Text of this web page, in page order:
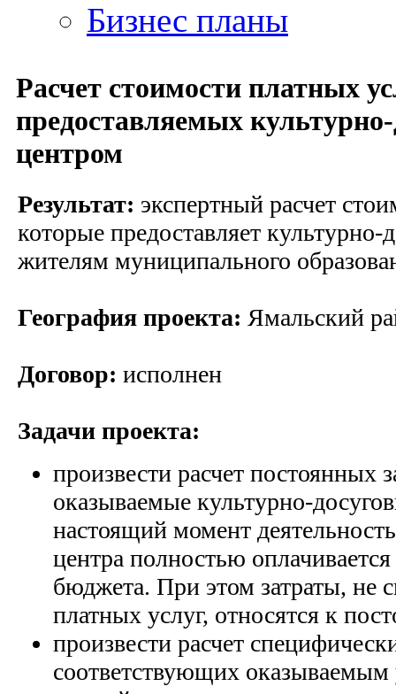
Бизнес планы
Расчет стоимости платных
предоставляемых
центром
Результат: экспертный расчет
которые предоставляет культурно-
жителям муниципального
География проекта: Ямальский
Договор: исполнен
Задачи проекта:
произвести расчет постоянных
оказываемые культурно-
настоящий момент
центра полностью
бюджета. При этом затраты, не
платных услуг, относятся к
произвести расчет
соответствующих оказываемым